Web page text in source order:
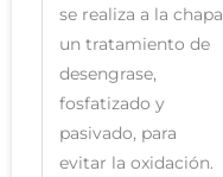
se realiza a la chapa
un tratamiento de
desengrase,
fosfatizado y
pasivado, para
evitar la oxidación.